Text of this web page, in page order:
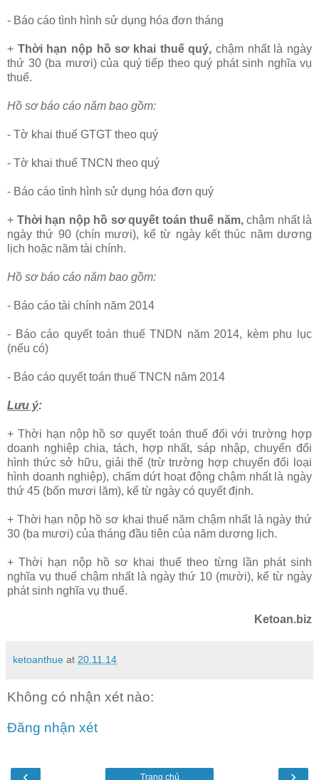
- Báo cáo tình hình sử dụng hóa đơn tháng
+ Thời hạn nộp hồ sơ khai thuế quý, chậm nhất là ngày
thứ 30 (ba mươi) của quý tiếp theo quý phát sinh nghĩa vụ
thuế.
Hồ sơ báo cáo năm bao gồm:
- Tờ khai thuế GTGT theo quý
- Tờ khai thuế TNCN theo quý
- Báo cáo tình hình sử dụng hóa đơn quý
+ Thời hạn nộp hồ sơ quyết toán thuế năm,chậm nhất là
ngày thứ 90 (chín mươi), kể từ ngày kết thúc năm dương
lịch hoặc năm tài chính.
Hồ sơ báo cáo năm bao gồm:
- Báo cáo tài chính năm 2014
- Báo cáo quyết toán thuế TNDN năm 2014, kèm phu lục
(nếu có)
- Báo cáo quyết toán thuế TNCN năm 2014
Lưu ý:
+ Thời hạn nộp hồ sơ quyết toán thuế đối với trường hợp
doanh nghiệp chia, tách, hợp nhất, sáp nhập, chuyển đổi
hình thức sở hữu, giải thể (trừ trường hợp chuyển đổi loại
hình doanh nghiệp), chấm dứt hoạt động chậm nhất là ngày
thứ 45 (bốn mươi lăm), kể từ ngày có quyết định.
+ Thời hạn nộp hồ sơ khai thuế năm chậm nhất là ngày thứ
30 (ba mươi) của tháng đầu tiên của năm dương lịch.
+ Thời hạn nộp hồ sơ khai thuế theo từng lần phát sinh
nghĩa vụ thuế chậm nhất là ngày thứ 10 (mười), kể từ ngày
phát sinh nghĩa vụ thuế.
Ketoan.biz
ketoanthue at 20.11.14
Không có nhận xét nào:
Đăng nhận xét
‹ ›
Trang chủ